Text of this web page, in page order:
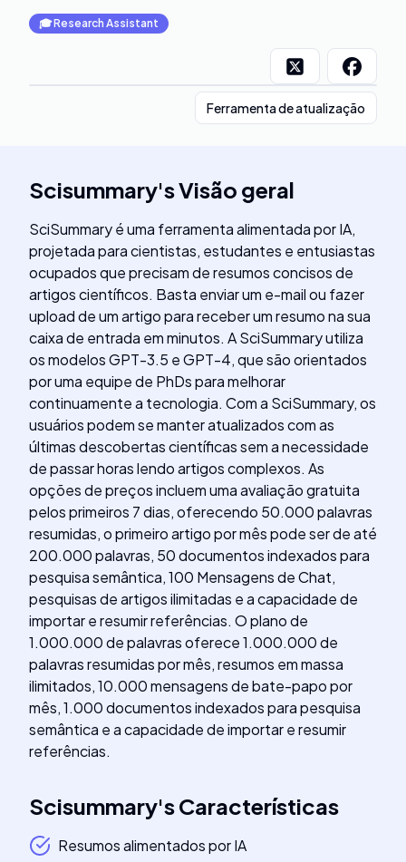
🎓Research Assistant
Ferramenta de atualização
Scisummary'sVisão geral
SciSummary é uma ferramenta alimentada por IA,
projetada para cientistas, estudantes e entusiastas
ocupados que precisam de resumos concisos de
artigos científicos. Basta enviar um e-mail ou fazer
upload de um artigo para receber um resumo na sua
caixa de entrada em minutos. A SciSummary utiliza
os modelos GPT-3.5 e GPT-4, que são orientados
por uma equipe de PhDs para melhorar
continuamente a tecnologia. Com a SciSummary, os
usuários podem se manter atualizados com as
últimas descobertas científicas sem a necessidade
de passar horas lendo artigos complexos. As
opções de preços incluem uma avaliação gratuita
pelos primeiros 7 dias, oferecendo 50.000 palavras
resumidas, o primeiro artigo por mês pode ser de até
200.000 palavras, 50 documentos indexados para
pesquisa semântica, 100 Mensagens de Chat,
pesquisas de artigos ilimitadas e a capacidade de
importar e resumir referências. O plano de
1.000.000 de palavras oferece 1.000.000 de
palavras resumidas por mês, resumos em massa
ilimitados, 10.000 mensagens de bate-papo por
mês, 1.000 documentos indexados para pesquisa
semântica e a capacidade de importar e resumir
referências.
Scisummary'sCaracterísticas
Resumos alimentados por IA